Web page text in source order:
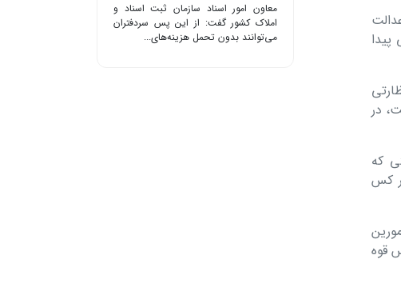
۱۴۰۲ قابلیت اجرایی پیدا
در
که
کس
قوه
معاون امور اسناد سازمان ثبت اسناد و
املاک کشور گفت: از این پس سردفتران
می‌توانند بدون تحمل هزینه‌های...